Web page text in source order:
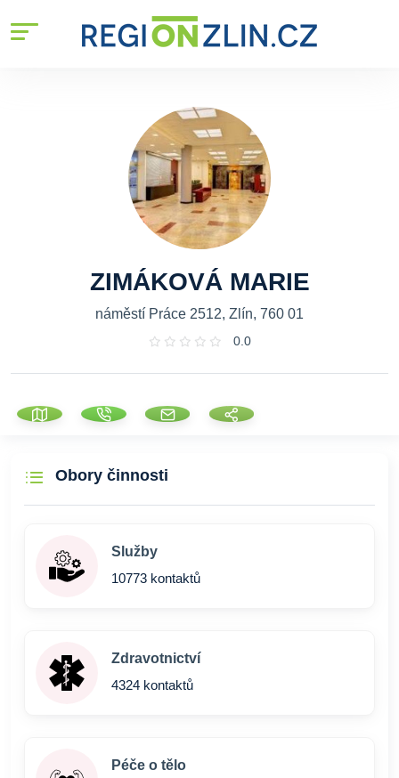
ZIMÁKOVÁ MARIE
náměstí Práce 2512, Zlín, 760 01
0.0
Obory činnosti
Služby
10773 kontaktů
Zdravotnictví
4324 kontaktů
Péče o tělo